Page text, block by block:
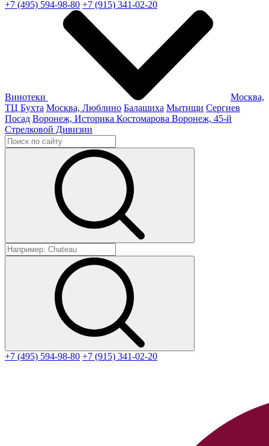
+7 (495) 594-98-80 +7 (915) 341-02-20
Винотеки
Москва,
ТЦ Бухта Москва, Люблино Балашиха Мытищи Сергиев
Посад Воронеж, Историка Костомарова Воронеж, 45-й
Стрелковой Дивизии
+7 (495) 594-98-80 +7 (915) 341-02-20